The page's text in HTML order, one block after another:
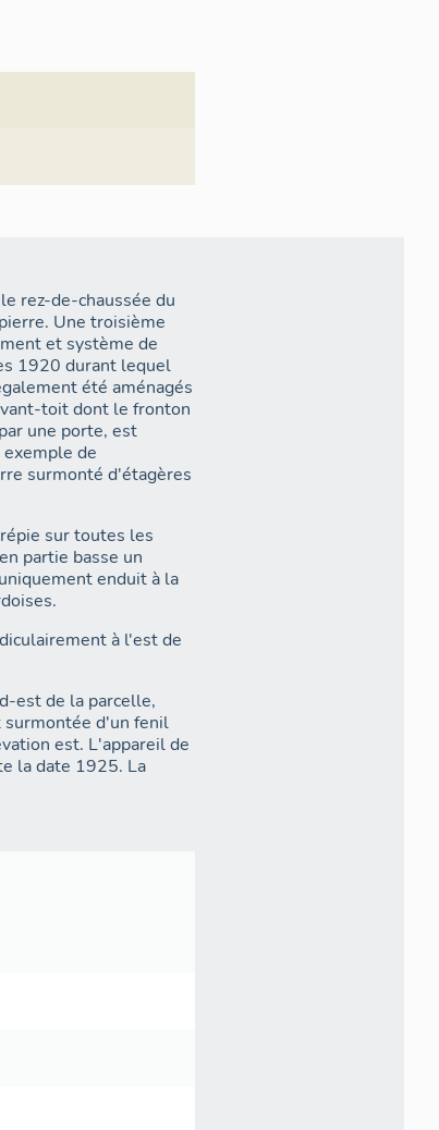
rez-de-chaussée du
Une troisième
et système de
1920 durant lequel
été aménagés
toit dont le fronton
une porte, est
de
surmonté d'étagères
sur toutes les
partie basse un
enduit à la
à l'est de
est de la parcelle,
surmontée d'un fenil
est. L'appareil de
la date 1925. La